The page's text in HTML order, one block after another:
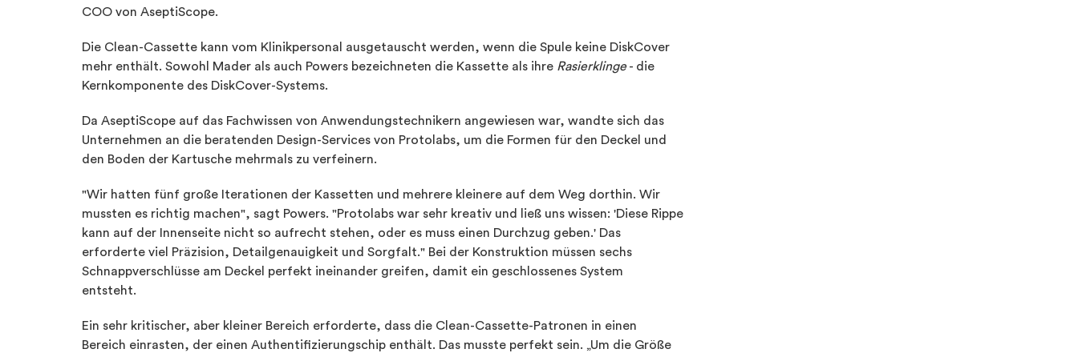
COO von AseptiScope.
Die Clean-Cassette kann vom Klinikpersonal ausgetauscht werden, wenn die Spule keine DiskCover
mehr enthält. Sowohl Mader als auch Powers bezeichneten die Kassette als ihre Rasierklinge- die
Kernkomponente des DiskCover-Systems.
Da AseptiScope auf das Fachwissen von Anwendungstechnikern angewiesen war, wandte sich das
Unternehmen an die beratenden Design-Services von Protolabs, um die Formen für den Deckel und
den Boden der Kartusche mehrmals zu verfeinern.
"Wir hatten fünf große Iterationen der Kassetten und mehrere kleinere auf dem Weg dorthin. Wir
mussten es richtig machen", sagt Powers. "Protolabs war sehr kreativ und ließ uns wissen: 'Diese Rippe
kann auf der Innenseite nicht so aufrecht stehen, oder es muss einen Durchzug geben.' Das
erforderte viel Präzision, Detailgenauigkeit und Sorgfalt." Bei der Konstruktion müssen sechs
Schnappverschlüsse am Deckel perfekt ineinander greifen, damit ein geschlossenes System
entsteht.
Ein sehr kritischer, aber kleiner Bereich erforderte, dass die Clean-Cassette-Patronen in einen
Bereich einrasten, der einen Authentifizierungschip enthält. Das musste perfekt sein. „Um die Größe